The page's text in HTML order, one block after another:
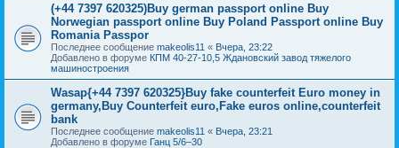
(+44 7397 620325)Buy german passport online Buy
Norwegian passport online Buy Poland Passport online Buy
Romania Passpor
Последнее сообщение makeolis11 « Вчера, 23:22
Добавлено в форуме КПМ 40-27-10,5 Ждановский завод тяжелого
машиностроения
Wasap{+44 7397 620325}Buy fake counterfeit Euro money in
germany,Buy Counterfeit euro,Fake euros online,counterfeit
bank
Последнее сообщение makeolis11 « Вчера, 23:21
Добавлено в форуме Ганц 5/6–30